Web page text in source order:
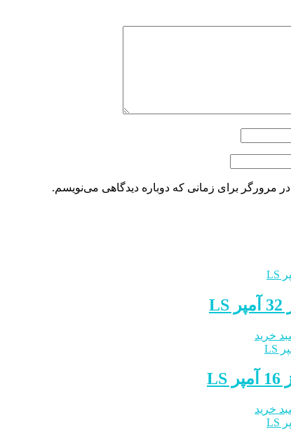
مرورگر برای زمانی که دوباره دیدگاهی می‌نویسم.
خرید
خرید